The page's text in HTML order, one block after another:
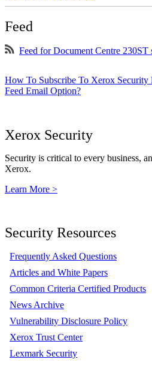
Feed
Feed for Document Centre 230ST
How To Subscribe To Xerox Security
Feed Email Option?
Xerox Security
Security is critical to every business,
Xerox.
Learn More >
Security Resources
Frequently Asked Questions
Articles and White Papers
Common Criteria Certified Products
News Archive
Vulnerability Disclosure Policy
Xerox Trust Center
Lexmark Security